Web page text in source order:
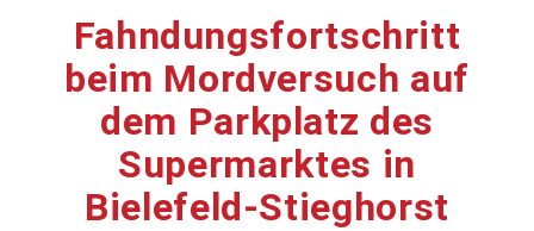
Fahndungsfortschritt
beim Mordversuch auf
dem Parkplatz des
Supermarktes in
Bielefeld-Stieghorst